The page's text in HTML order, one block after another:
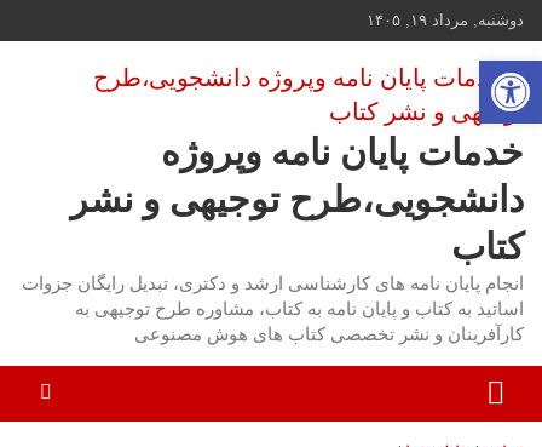
بروید
دوشنبه, مرداد ۱۹, ۱۴۰۵
خدمات پایان نامه وپروژه
دانشجویی،طرح توجیهی و نشر
کتاب
انجام پایان نامه های کارشناسی ارشد و دکتری، تبدیل رایگان جزوات
اساتید به کتاب و پایان نامه به کتاب، مشاوره طرح توجیهی به
کارآفرینان و نشر تخصصی کتاب های هوش مصنوعی
باز کردن نوار ابزار